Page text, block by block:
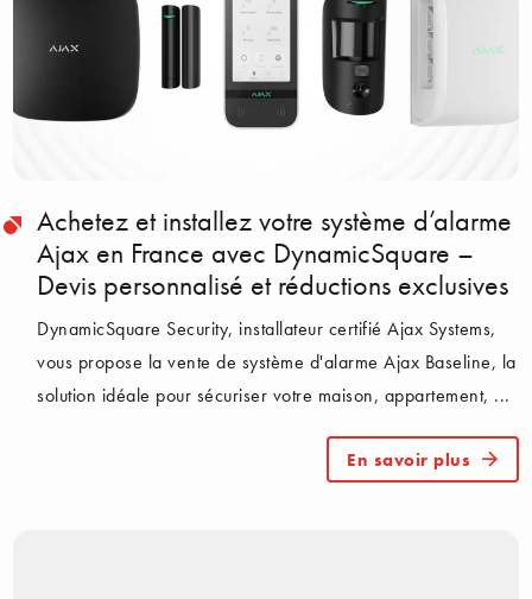
Achetez et installez votre système d’alarme
Ajax en France avec DynamicSquare –
Devis personnalisé et réductions exclusives
DynamicSquare Security, installateur certifié Ajax Systems,
vous propose la vente de système d'alarme Ajax Baseline, la
solution idéale pour sécuriser votre maison, appartement, ...
En savoir plus